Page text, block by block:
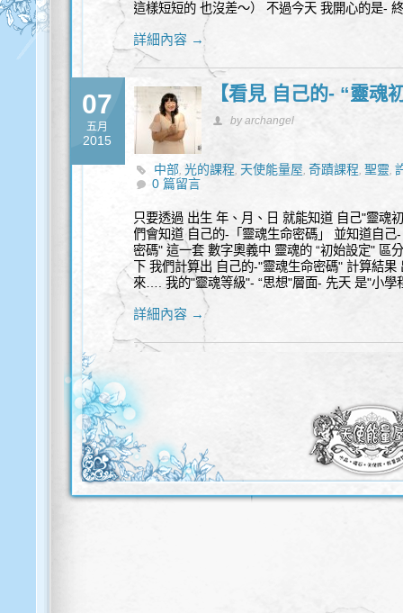
這樣短短的 也沒差～） 不過今天 我開心的是-
詳細內容 →
07
五月
2015
【看見 自己的- “靈魂
by archangel
中部,光的課程, 天使能量屋,奇蹟課程,聖靈,
0 篇留言
只要透過 出生 年、月、日 就能知道 自己"靈魂
們會知道 自己的-「靈魂生命密碼」 並知道自
密碼" 這一套 數字奧義中 靈魂的 “初始設定" 區
下 我們計算出 自己的-"靈魂生命密碼" 計算結果
來…. 我的"靈魂等級"- “思想"層面- 先天 是"小學
詳細內容 →